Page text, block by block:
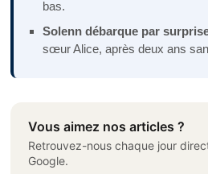
bas.
Solenn débarque par
sœur Alice, après deux ans
Vous aimez nos articles ?
Retrouvez-nous chaque jour
Google.